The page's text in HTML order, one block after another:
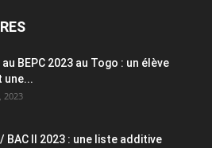
BEPC 2023 au Togo : un élève
une...
2023
BAC II 2023 : une liste additive